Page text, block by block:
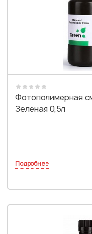
Фотополимерная
Зеленая 0,5л
Подробнее